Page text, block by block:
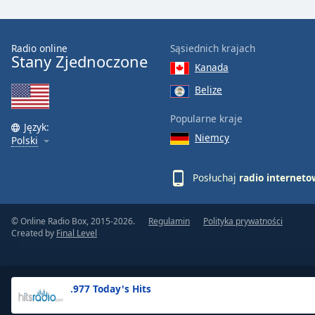
Text
Opacity
Background
.977 Today's Hits
Radio online
Stany Zjednoczone
Język:
Polski
Sąsiednich krajach
Kanada
Belize
Popularne kraje
Niemcy
Posłuchaj radio
© Online Radio Box, 2015-2026.
Created by Final Level
Regulamin Polityka prywatności